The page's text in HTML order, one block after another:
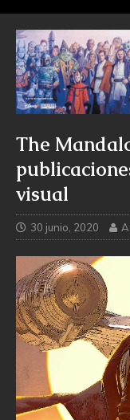
The
visual
30 junio, 2020